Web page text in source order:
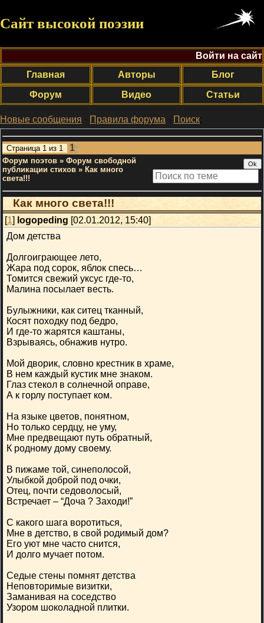
Сайт высокой поэзии
Войти на сайт
Главная
Авторы
Блог
Форум
Видео Статьи
Новые сообщения · Правила форума · Поиск;
Страница 1 из 1 1
Форум поэтов » Форум свободной
публикации стихов » Как много
света!!!
Как много света!!!
[1] logopeding [02.01.2012, 15:40]
Дом детства
Долгоиграющее лето,
Жара под сорок, яблок спесь…
Томится свежий уксус где-то,
Малина посылает весть.
Булыжники, как ситец тканный,
Косят походку под бедро,
И где-то жарятся каштаны,
Взрываясь, обнажив нутро.
Мой дворик, словно крестник в храме,
В нем каждый кустик мне знаком.
Глаз стекол в солнечной оправе,
А к горлу поступает ком.
На языке цветов, понятном,
Но только сердцу, не уму,
Мне предвещают путь обратный,
К родному дому своему.
В пижаме той, синеполосой,
Улыбкой доброй под очки,
Отец, почти седоволосый,
Встречает – “Доча ? Заходи!”
С какого шага воротиться,
Мне в детство, в свой родимый дом?
Его уют мне часто снится,
И долго мучает потом.
Седые стены помнят детства
Неповторимые визитки,
Заманивая на соседство
Узором шоколадной плитки.